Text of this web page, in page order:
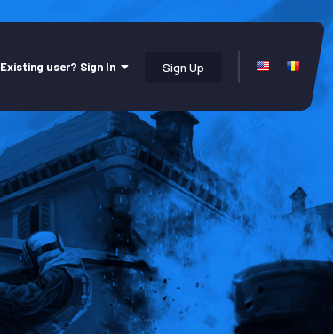
Existing user? Sign In Sign Up